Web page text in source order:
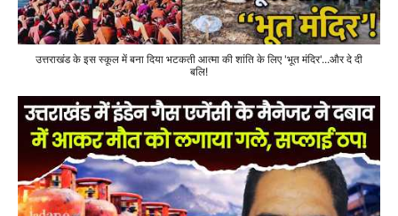
उत्तराखंड के इस स्कूल में बना दिया भटकती आत्मा की शांति के लिए 'भूत मंदिर'...और दे दी
बलि!